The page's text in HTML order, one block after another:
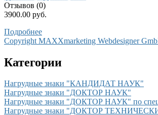
Отзывов (0)
3900.00 руб.
Подробнее
Copyright MAXXmarketing Webdesigner
Категории
Нагрудные знаки "КАНДИДАТ НАУК"
Нагрудные знаки "ДОКТОР НАУК"
Нагрудные знаки "ДОКТОР НАУК" по
Нагрудные знаки "ДОКТОР